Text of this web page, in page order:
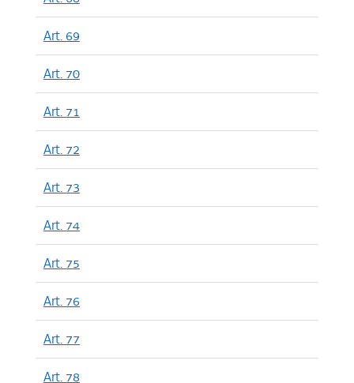
Art. 69
Art. 70
Art. 71
Art. 72
Art. 73
Art. 74
Art. 75
Art. 76
Art. 77
Art. 78